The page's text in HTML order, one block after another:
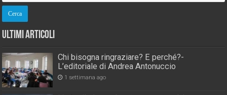
Ultimi Articoli
Chi bisogna ringraziare? E perché?-
L’editoriale di Andrea Antonuccio
1 settimana ago